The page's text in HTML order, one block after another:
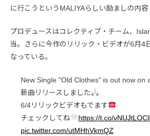
に行こうというMALIYAらしい励ましの内容
プロデュースはコレクティブ・チーム、
当。さらに今作のリリック・ビデオが6月4
なっている。
New Single "Old Clothes" is out now on
新曲リリースしました
6/4リリックビデオもでます
チェックしてね
https://t.co/vNUJtLOClI
pic.twitter.com/utMHhVkmQZ